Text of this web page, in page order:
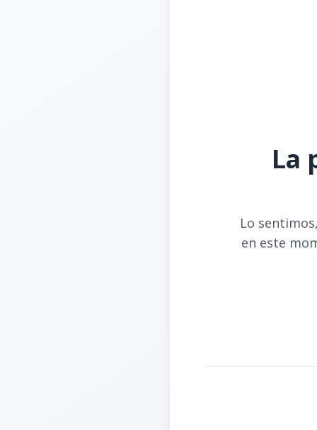
La
Lo
en este